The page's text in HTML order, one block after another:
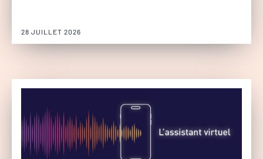
28 JUILLET 2026